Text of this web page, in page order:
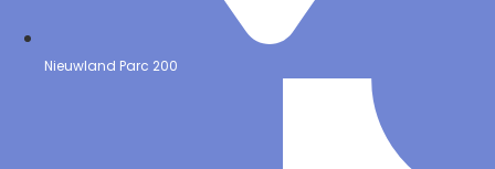
Nieuwland Parc 200